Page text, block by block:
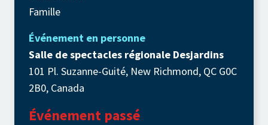
Famille
Événement en personne
Salle de spectacles régionale Desjardins
101 Pl. Suzanne-Guité, New Richmond, QC G0C
2B0, Canada
Événement passé